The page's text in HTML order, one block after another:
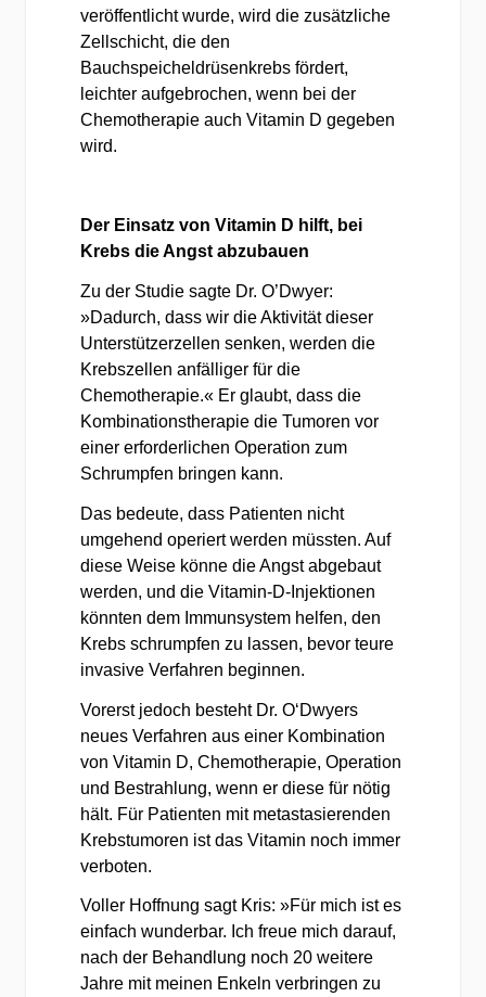
veröffentlicht wurde, wird die zusätzliche
Zellschicht, die den
Bauchspeicheldrüsenkrebs fördert,
leichter aufgebrochen, wenn bei der
Chemotherapie auch Vitamin D gegeben
wird.
Der Einsatz von Vitamin D hilft, bei
Krebs die Angst abzubauen
Zu der Studie sagte Dr. O’Dwyer:
»Dadurch, dass wir die Aktivität dieser
Unterstützerzellen senken, werden die
Krebszellen anfälliger für die
Chemotherapie.« Er glaubt, dass die
Kombinationstherapie die Tumoren vor
einer erforderlichen Operation zum
Schrumpfen bringen kann.
Das bedeute, dass Patienten nicht
umgehend operiert werden müssten. Auf
diese Weise könne die Angst abgebaut
werden, und die Vitamin-D-Injektionen
könnten dem Immunsystem helfen, den
Krebs schrumpfen zu lassen, bevor teure
invasive Verfahren beginnen.
Vorerst jedoch besteht Dr. O‘Dwyers
neues Verfahren aus einer Kombination
von Vitamin D, Chemotherapie, Operation
und Bestrahlung, wenn er diese für nötig
hält. Für Patienten mit metastasierenden
Krebstumoren ist das Vitamin noch immer
verboten.
Voller Hoffnung sagt Kris: »Für mich ist es
einfach wunderbar. Ich freue mich darauf,
nach der Behandlung noch 20 weitere
Jahre mit meinen Enkeln verbringen zu